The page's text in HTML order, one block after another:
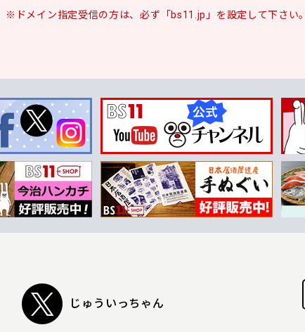
※ドメイン指定受信の方は、必ず「bs11.jp」を設定して下さい。
じゅういっちゃん